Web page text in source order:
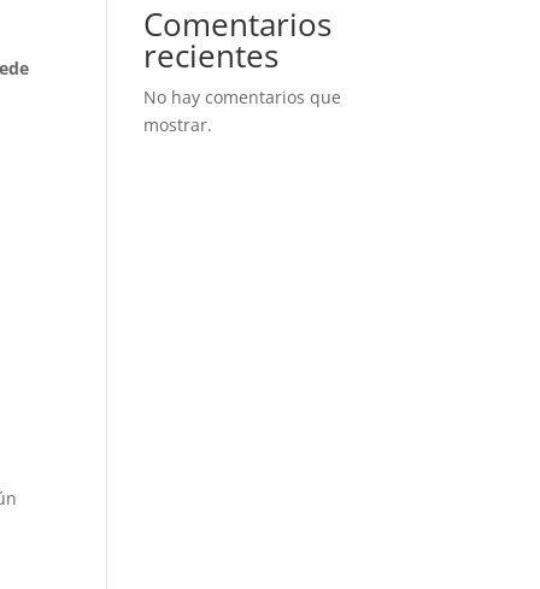
Comentarios
recientes
No hay comentarios que
mostrar.